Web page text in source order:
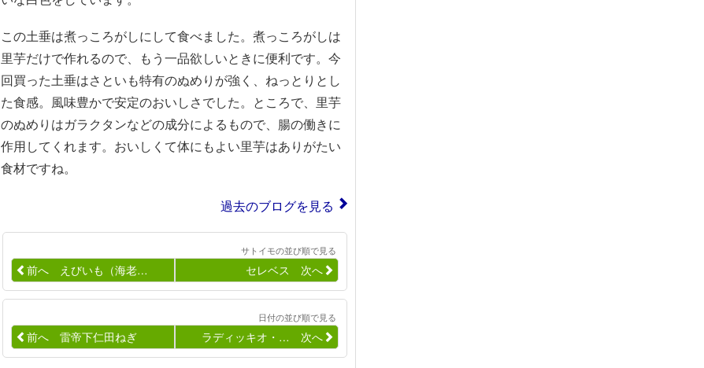
この土垂は煮っころがしにして食べました。煮っころがしは
里芋だけで作れるので、もう一品欲しいときに便利です。今
回買った土垂はさといも特有のぬめりが強く、ねっとりとし
た食感。風味豊かで安定のおいしさでした。ところで、里芋
のぬめりはガラクタンなどの成分によるもので、腸の働きに
作用してくれます。おいしくて体にもよい里芋はありがたい
食材ですね。
過去のブログを見る
サトイモの並び順で見る
前へ えびいも（海老… セレベス 次へ
日付の並び順で見る
前へ 雷帝下仁田ねぎ ラディッキオ・… 次へ